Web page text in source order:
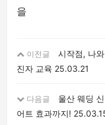
을
이전글
시작점, 나
진자 교육 25.03.21
다음글
울산 웨딩
어트 효과까지!